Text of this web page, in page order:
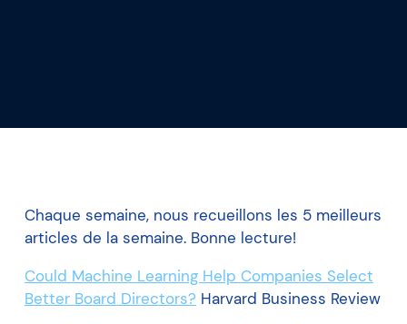
Chaque semaine, nous recueillons les 5 meilleurs
articles de la semaine. Bonne lecture!
Could Machine Learning Help Companies Select
Better Board Directors? Harvard Business Review